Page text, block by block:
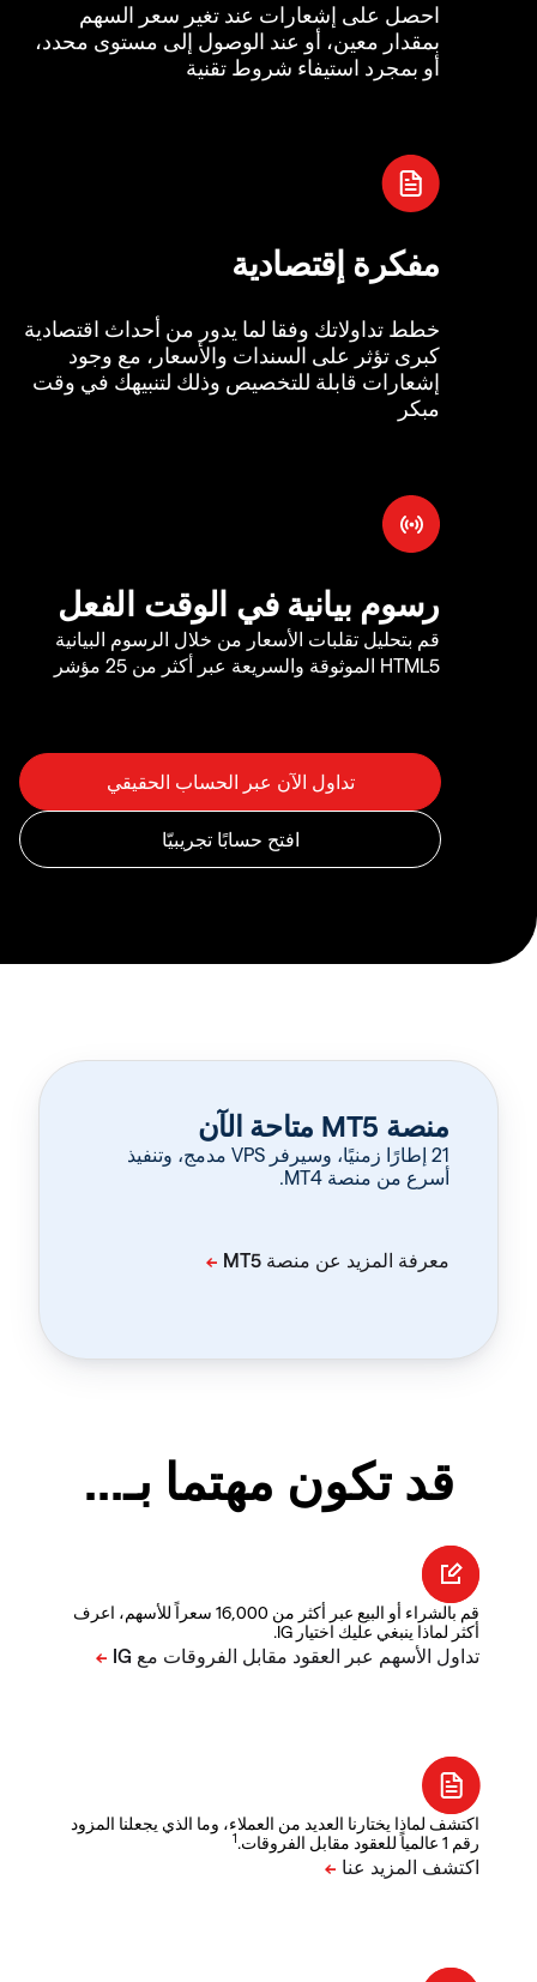
احصل على إشعارات عند تغير سعر السهم
بمقدار معين، أو عند الوصول إلى مستوى محدد،
أو بمجرد استيفاء شروط تقنية
مفكرة إقتصادية
خطط تداولاتك وفقا لما يدور من أحداث اقتصادية
كبرى تؤثر على السندات والأسعار، مع وجود
إشعارات قابلة للتخصيص وذلك لتنبيهك في وقت
مبكر
رسوم بيانية في الوقت الفعل
قم بتحليل تقلبات الأسعار من خلال الرسوم البيانية
HTML5 الموثوقة والسريعة عبر أكثر من 25 مؤشر
منصة MT5 متاحة الآن
‏21 إطارًا زمنيًا، وسيرفر VPS مدمج، وتنفيذ
أسرع من منصة MT4.
قد تكون مهتما بـ...
قم بالشراء أو البيع عبر أكثر من 16,000 سعراً للأسهم، اعرف
أكثر لماذا ينبغي عليك اختيار IG.
اكتشف لماذا يختارنا العديد من العملاء، وما الذي يجعلنا المزود
رقم 1 عالمياً للعقود مقابل الفروقات.
1